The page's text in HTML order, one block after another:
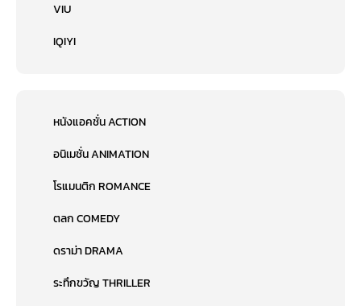
VIU
IQIYI
หนังแอคชั่น ACTION
อนิเมชั่น ANIMATION
โรแมนติก ROMANCE
ตลก COMEDY
ดราม่า DRAMA
ระทึกขวัญ THRILLER